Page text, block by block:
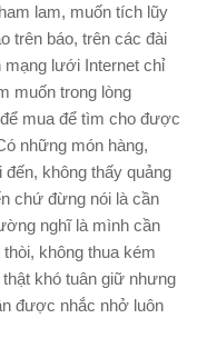
lam, muốn tích lũy
trên báo, trên các đài
mạng lưới Internet chỉ
muốn trong lòng
mua để tìm cho được
những món hàng,
không thấy quảng
chứ đừng nói là cần
nghĩ là mình cần
không thua kém
khó tuân giữ nhưng
được nhắc nhở luôn